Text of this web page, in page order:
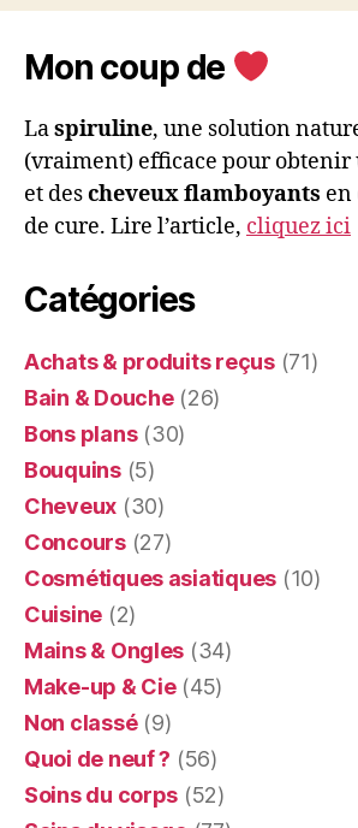
Mon coup de
Laspiruline, une solution
(vraiment) efficace pour obtenir
et descheveux flamboyants en
de cure. Lire l’article, cliquez ici
Catégories
Achats & produits reçus(71)
Bain & Douche(26)
Bons plans(30)
Bouquins(5)
Cheveux (30)
Concours(27)
Cosmétiques asiatiques (10)
Cuisine (2)
Mains & Ongles (34)
Make-up & Cie(45)
Non classé(9)
Quoi de neuf ? (56)
Soins du corps (52)